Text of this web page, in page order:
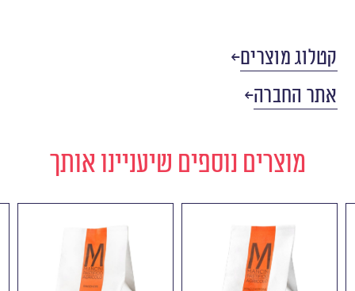
קטלוג מוצרים
אתר החברה
מוצרים נוספים שיעניינו אותך